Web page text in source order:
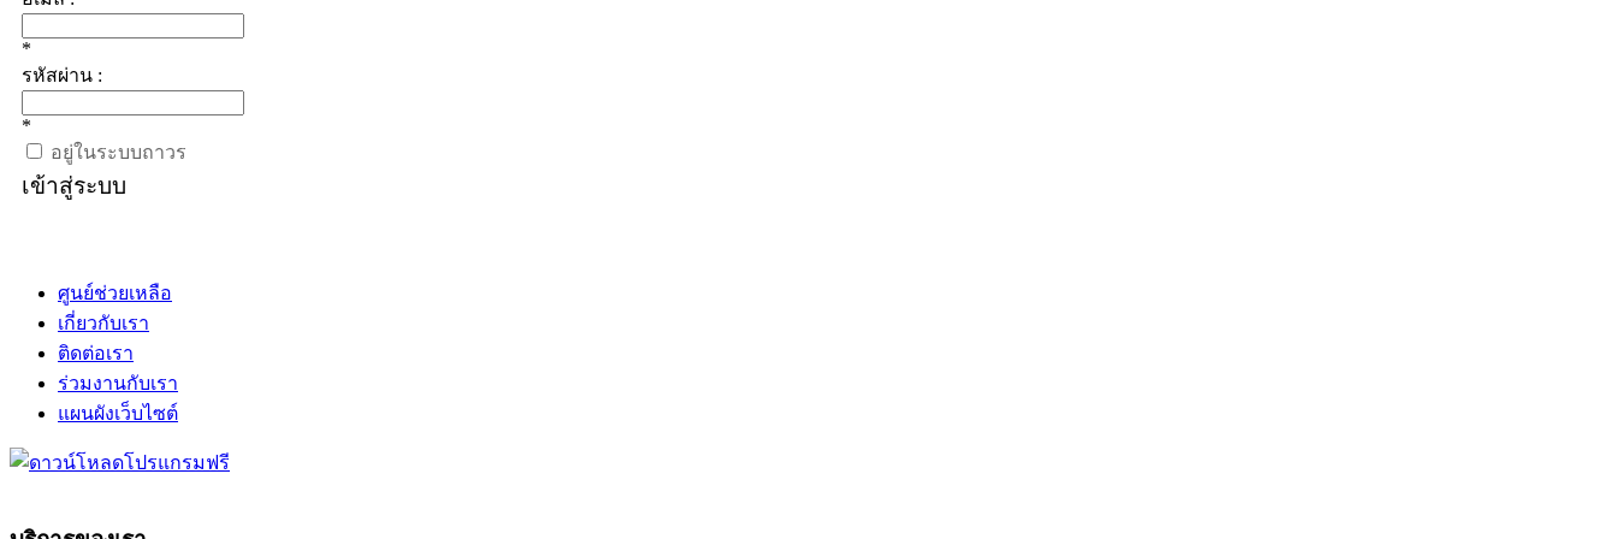
*
รหัสผ่าน :
*
อยู่ในระบบถาวร
เข้าสู่ระบบ
ศูนย์ช่วยเหลือ
เกี่ยวกับเรา
ติดต่อเรา
ร่วมงานกับเรา
แผนผังเว็บไซต์